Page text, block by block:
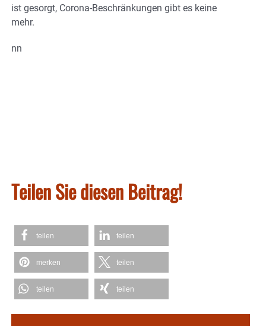
ist gesorgt, Corona-Beschränkungen gibt es keine
mehr.
nn
Teilen Sie diesen Beitrag!
teilen teilen
merken teilen
teilen teilen